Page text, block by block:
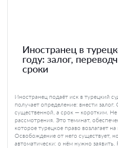
Иностранец в
году: залог,
сроки
Иностранец подаёт иск в турецкий
получает определение: внести
существенной, а срок — коротким. Не
рассмотрения. Это теминат,
которое турецкое право возлагает
Освобождение от него существует,
автоматически: о нём нужно заявить.